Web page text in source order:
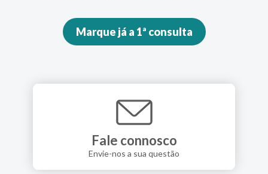
Marque já a 1ª consulta
Fale connosco
Envie-nos a sua questão